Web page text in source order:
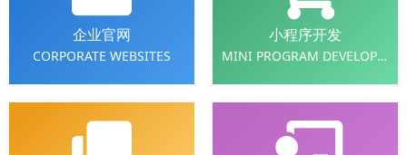
企业官网
CORPORATE WEBSITES
小程序开发
MINI PROGRAM DEVELOPMENT